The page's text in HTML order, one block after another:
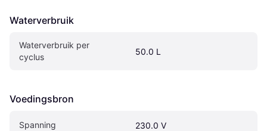
Waterverbruik
Waterverbruik per
cyclus
50.0 L
Voedingsbron
Spanning 230.0 V